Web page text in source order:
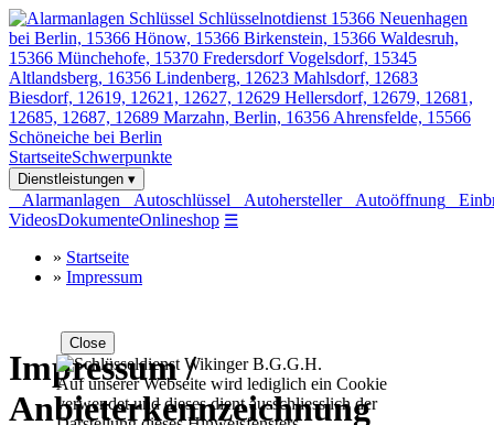
StartseiteSchwerpunkte
Dienstleistungen ▾
Alarmanlagen Autoschlüssel AutoherstellerAutoöffnung
VideosDokumenteOnlineshop ☰
» Startseite
» Impressum
Impressum /
Anbieterkennzeichnung
Close
Auf unserer Webseite wird lediglich ein Cookie
verwendet und dieses dient ausschliesslich der